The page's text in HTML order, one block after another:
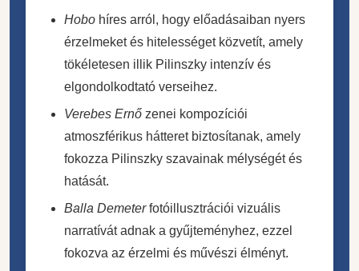
Hobo híres arról, hogy előadásaiban nyers
érzelmeket és hitelességet közvetít, amely
tökéletesen illik Pilinszky intenzív és
elgondolkodtató verseihez.
Verebes Ernő zenei kompozíciói
atmoszférikus hátteret biztosítanak, amely
fokozza Pilinszky szavainak mélységét és
hatását.
Balla Demeterfotóillusztrációi vizuális
narratívát adnak a gyűjteményhez, ezzel
fokozva az érzelmi és művészi élményt.